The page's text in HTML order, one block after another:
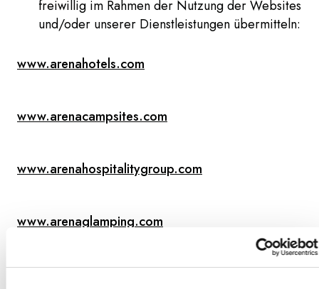
freiwillig im Rahmen der Nutzung der Websites
und/oder unserer Dienstleistungen übermitteln:
www.arenahotels.com
www.arenacampsites.com
www.arenahospitalitygroup.com
www.arenaglamping.com
www.grandhotelbrioni.com